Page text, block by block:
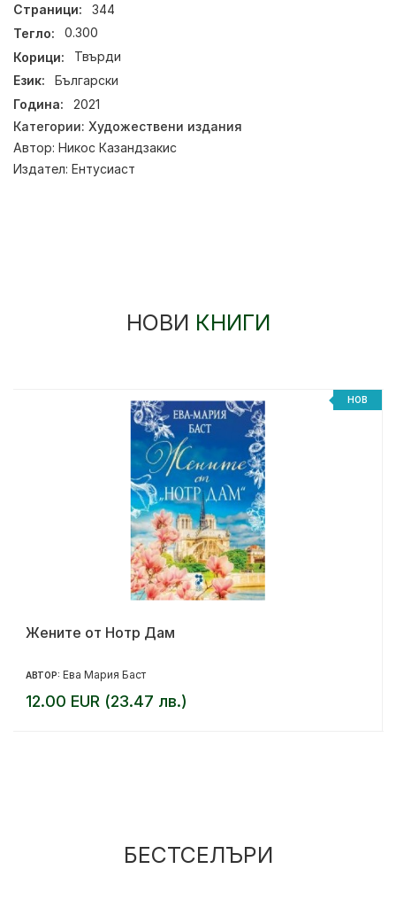
Страници:
344
Тегло:
0.300
Корици:
Твърди
Език:
Български
Година:
2021
Категории: Художествени издания
Автор: Никос Казандзакис
Издател: Ентусиаст
НОВИ КНИГИ
НОВ
Жените от Нотр Дам
АВТОР: Ева Мария Баст
12.00 EUR (23.47 лв.)
БЕСТСЕЛЪРИ